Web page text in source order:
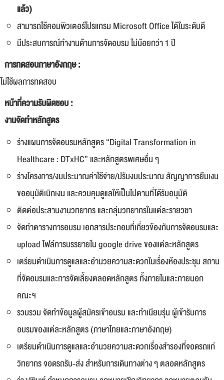
แล้ว)
สามารถใช้คอมพิวเตอร์โปรแกรม Microsoft Office ได้ในระดับดี
มีประสบการณ์ทำงานด้านการจัดอบรม ไม่น้อยกว่า 1 ปี
การทดสอบภาษาอังกฤษ :
ม่ใช้ผลการทดสอบ
หน้าที่ความรับผิดชอบ :
งานจัดทำหลักสูตร
ร่างแผนการจัดอบรมหลักสูตร “Digital Transformation in
Healthcare : DTxHC” และหลักสูตรพิเศษอื่น ๆ
ร่างโครงการ/งบประมาณค่าใช้จ่าย/ปรับงบประมาณ สัญญาการยืมเงิน
ขออนุมัติเบิกเงิน และควบคุมดูแลให้เป็นไปตามที่ได้รับอนุมัติ
ติดต่อประสานงานวิทยากร และกลุ่มวิทยากรในแต่ละรายวิชา
จัดทำตารางการอบรม เอกสารประกอบที่เกี่ยวข้องกับการจัดอบรมและ
upload ไฟล์การบรรยายใน google drive ของแต่ละหลักสูตร
เตรียมดำเนินการดูแลและอำนวยความสะดวกในเรื่องห้องประชุม สถาน
ที่จัดอบรมและการจัดเลี้ยงตลอดหลักสูตร ทั้งภายในและภายนอก
คณะฯ
รวบรวม จัดทำข้อมูลผู้สมัครเข้าอบรม และทำเนียบรุ่น ผู้เข้ารับการ
อบรมของแต่ละหลักสูตร (ภาษาไทยและภาษาอังกฤษ)
เตรียมดำเนินการดูแลและอำนวยความสะดวกเรื่องสำรองที่จอดรถแก่
วิทยากร จอดรถรับ-ส่ง สำหรับการเดินทางต่าง ๆ ตลอดหลักสูตร